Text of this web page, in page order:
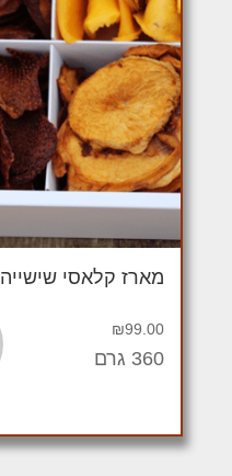
מארז קלאסי שישייה
₪99.00
360 גרם